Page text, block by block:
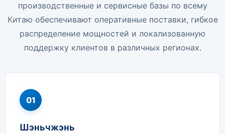
производственные и сервисные базы по всему
Китаю обеспечивают оперативные поставки, гибкое
распределение мощностей и локализованную
поддержку клиентов в различных регионах.
01
Шэньчжэнь